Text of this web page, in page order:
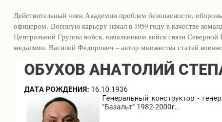
Действительный член Академии проблем безопасности,
офицером. Военную карьеру начал в 1959 году в качестве
Центральной Группы войск, начальником войск связи
медалями. Василий Федорович – автор множества статей